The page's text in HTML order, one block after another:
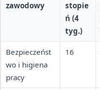
zawodowy
stopie
ń (4
tyg.)
Bezpieczeńst
wo i higiena
pracy
16